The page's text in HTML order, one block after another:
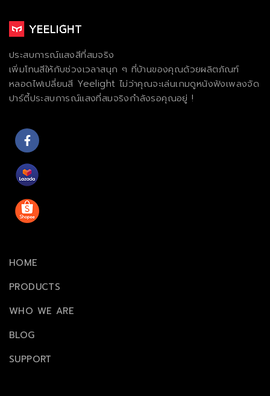
ประสบการณ์แสงสีที่สมจริง
เพิ่มโทนสีให้กับช่วงเวลาสนุก ๆ ที่บ้านของคุณด้วยผลิตภัณฑ์
หลอดไฟเปลี่ยนสี Yeelight ไม่ว่าคุณจะเล่นเกมดูหนังฟังเพลงจัด
ปาร์ตี้ประสบการณ์แสงที่สมจริงกําลังรอคุณอยู่ !
HOME
PRODUCTS
WHO WE ARE
BLOG
SUPPORT